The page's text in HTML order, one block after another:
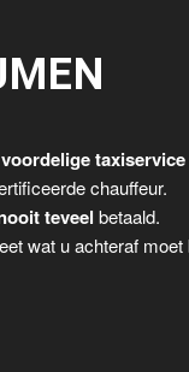
chauffeur.
teveel betaald.
wat u achteraf moet